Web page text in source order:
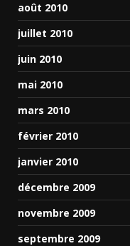
août 2010
juillet 2010
juin 2010
mai 2010
mars 2010
février 2010
janvier 2010
décembre 2009
novembre 2009
septembre 2009